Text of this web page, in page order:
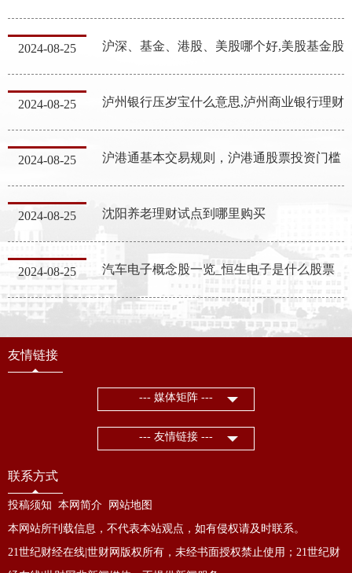
2024-08-25 沪深、基金、港股、美股哪个好,美股基金股
2024-08-25
2024-08-25 沪港通基本交易规则，沪港通股票投资门槛
2024-08-25 沈阳养老理财试点到哪里购买
2024-08-25 汽车电子概念股一览_恒生电子是什么股票
友情链接
--- 媒体矩阵 ---
--- 友情链接 ---
联系方式
投稿须知 本网简介
网站地图
本网站所刊载信息，不代表本站观点，如有侵权请及时联系。
21世纪财经在线|世财网版权所有，未经书面授权禁止使用；21世纪财